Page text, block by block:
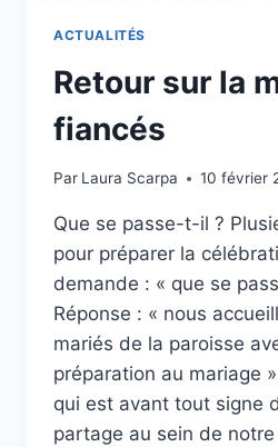
ACTUALITÉS
Retour sur la
fiancés
Par Laura Scarpa 10 février
Que se passe-t-il ?
pour préparer la
demande : « que se
Réponse : « nous
mariés de la paroisse
préparation au mariage
qui est avant tout signe
partage au sein de